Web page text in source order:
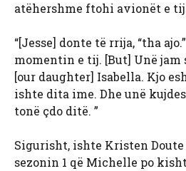
atëhershme ftohi avionët e
“[Jesse] donte të rrija, “tha
momentin e tij. [But] Unë jam
[our daughter] Isabella. Kjo
ishte dita ime. Dhe unë
tonë çdo ditë. ”
Sigurisht, ishte Kristen
sezonin 1 që Michelle po